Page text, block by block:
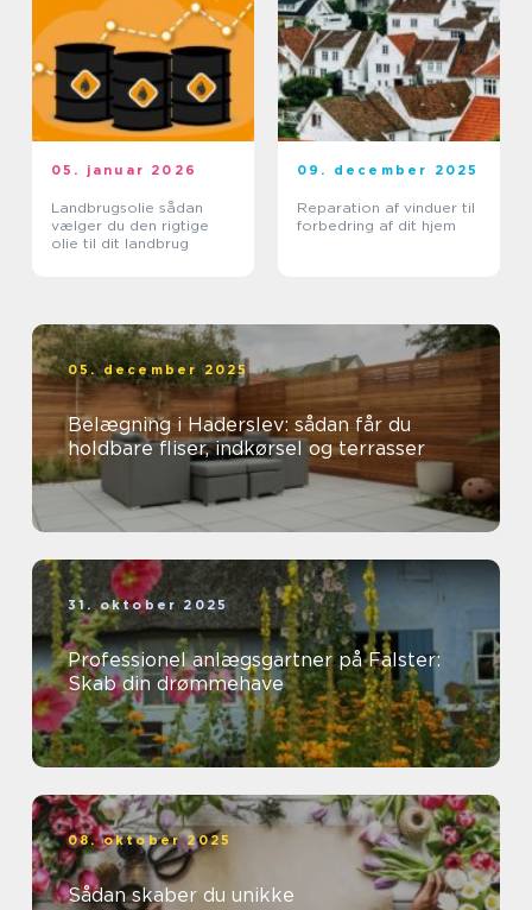
05. januar 2026
Landbrugsolie sådan
vælger du den rigtige
olie til dit landbrug
09. december 2025
Reparation af vinduer til
forbedring af dit hjem
05. december 2025
Belægning i Haderslev: sådan får du
holdbare fliser, indkørsel og terrasser
31. oktober 2025
Professionel anlægsgartner på Falster:
Skab din drømmehave
08. oktober 2025
Sådan skaber du unikke